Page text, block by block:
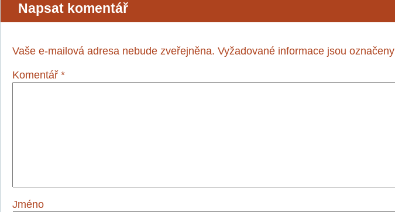
Napsat komentář
Vaše e-mailová adresa nebude zveřejněna. Vyžadované informace jsou označeny
Komentář *
Jméno